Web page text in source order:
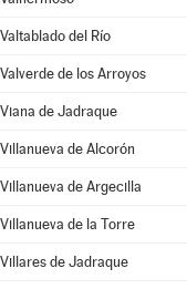
Valtablado del Río
Valverde de los Arroyos
Viana de Jadraque
Villanueva de Alcorón
Villanueva de Argecilla
Villanueva de la Torre
Villares de Jadraque